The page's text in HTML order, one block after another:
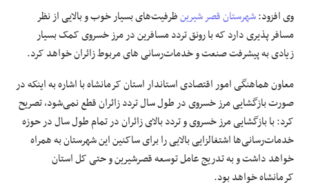
وی افزود:شهرستان قصر شیرینظرفیت‌های بسیار خوب و بالایی ازنظر
مسافر پذیری دارد که با رونق تردد مسافرین در مرز خسروی کمک بسیار
زیادی به پیشرفت صنعت و خدمات‌رسانیهایمربوطزائران خواهدکرد.
معاون هماهنگی امور اقتصادی استاندار استان کرمانشاه با اشاره به اینکه در
صورت بازگشایی مرز خسروی در طول سال تردد زائران قطع نمی‌شود، تصریح
کرد: با بازگشایی مرز خسروی و تردد بالای زائران در تمام طول سال در حوزه
خدمات‌رسانی‌ها اشتغالزایی بالایی را برای ساکنین این شهرستان به همراه
خواهد داشت وبه تدریجعامل توسعه قصرشیرین و حتی کل استان
کرمانشاه خواهد بود.